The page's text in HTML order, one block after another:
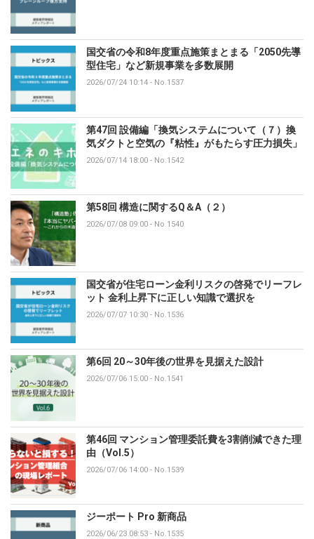
国交省の令和8年度重点施策まとまる「2050先導
型住宅」など新規事業を多数展開
2026/07/24 10:14 - No.1537
第47回 設備編「換気システムについて（７）換
気ダクトと空気の『粘性』がもたらす圧力損失」
2026/07/14 18:00 - No.1542
第58回 構造に関するQ＆A（２）
2026/07/08 09:00 - No.1540
国交省が住宅ローン金利リスクの啓発でリーフレ
ット 金利上昇下に正しい知識で選択を
2026/07/07 10:30 - No.1536
第6回 20～30年後の世界を見据えた設計
2026/07/06 15:00 - No.1541
第46回 マンション管理委託費を3割削減できた理
由（Vol.5）
2026/07/06 14:00 - No.1539
ジーポート Pro 新商品
2026/06/23 08:53 - No.1535